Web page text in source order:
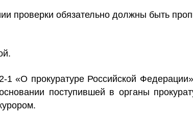
проверки обязательно должны быть
«О прокуратуре Российской
поступившей в органы